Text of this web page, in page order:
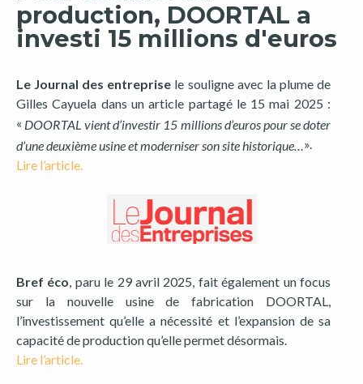
production, DOORTAL a
investi 15 millions d'euros
Le Journal des entreprise le souligne avec la plume de
Gilles Cayuela dans un article partagé le 15 mai 2025 :
« DOORTAL vient d’investir 15 millions d’euros pour se doter
d’une deuxième usine et moderniser son site historique…».
Lire l’article.
Bref éco, paru le 29 avril 2025, fait également un focus
sur la nouvelle usine de fabrication DOORTAL,
l’investissement qu’elle a nécessité et l’expansion de sa
capacité de production qu’elle permet désormais.
Lire l’article.